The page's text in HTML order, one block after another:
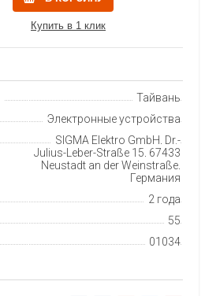
Купить в 1 клик
Тайвань
Электронные устройства
SIGMA Elektro GmbH, Dr.-
Julius-Leber-Straße 15, 67433
Neustadt an der Weinstraße,
Германия
2 года
55
01034